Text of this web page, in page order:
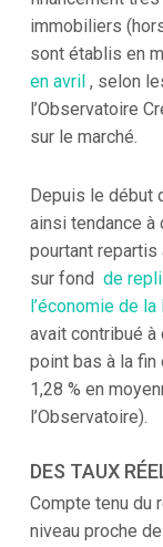
immobiliers
sont établis en
en avril, selon
l’Observatoire
sur le marché.
Depuis le début
ainsi tendance
pourtant repartis
sur fond de
l’économie de
avait contribué
point bas à la fin
1,28 % en
l’Observatoire).
DES TAUX
Compte tenu du
niveau proche